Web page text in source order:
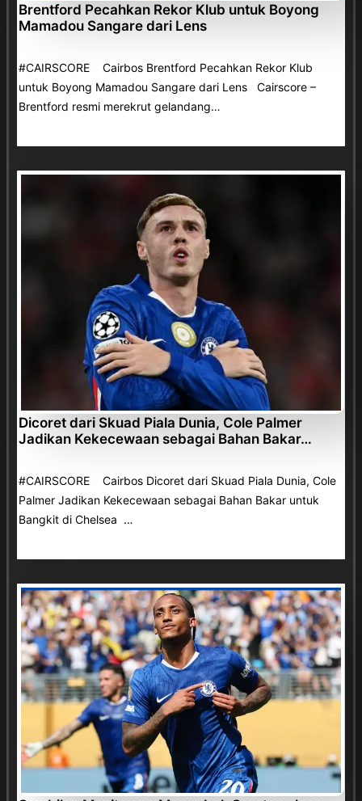
Brentford Pecahkan Rekor Klub untuk Boyong
Mamadou Sangare dari Lens
#CAIRSCORE Cairbos Brentford Pecahkan Rekor Klub
untuk Boyong Mamadou Sangare dari Lens Cairscore –
Brentford resmi merekrut gelandang…
Dicoret dari Skuad Piala Dunia, Cole Palmer
Jadikan Kekecewaan sebagai Bahan Bakar…
#CAIRSCORE Cairbos Dicoret dari Skuad Piala Dunia, Cole
Palmer Jadikan Kekecewaan sebagai Bahan Bakar untuk
Bangkit di Chelsea …